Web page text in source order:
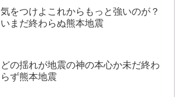
気をつけよこれからもっと強いのが？
いまだ終わらぬ熊本地震
どの揺れが地震の神の本心か未だ終わ
らず熊本地震